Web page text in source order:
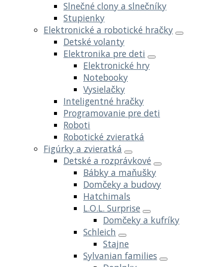
Slnečné clony a slnečníky
Stupienky
Elektronické a robotické hračky
Detské volanty
Elektronika pre deti
Elektronické hry
Notebooky
Vysielačky
Inteligentné hračky
Programovanie pre deti
Roboti
Robotické zvieratká
Figúrky a zvieratká
Detské a rozprávkové
Bábky a maňušky
Domčeky a budovy
Hatchimals
L.O.L. Surprise
Domčeky a kufríky
Schleich
Stajne
Sylvanian families